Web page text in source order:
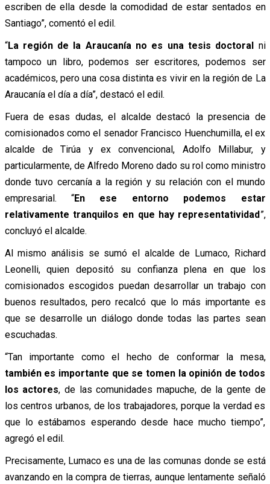
escriben de ella desde la comodidad de estar sentados en
Santiago”, comentó el edil.
“La región de la Araucanía no es una tesis doctoral ni
tampoco un libro, podemos ser escritores, podemos ser
académicos, pero una cosa distinta es vivir en la región de La
Araucanía el día a día”, destacó el edil.
Fuera de esas dudas, el alcalde destacó la presencia de
comisionados como el senador Francisco Huenchumilla, el ex
alcalde de Tirúa y ex convencional, Adolfo Millabur, y
particularmente, de Alfredo Moreno dado su rol como ministro
donde tuvo cercanía a la región y su relación con el mundo
empresarial. “En ese entorno podemos estar
relativamente tranquilos en que hay representatividad”,
concluyó el alcalde.
Al mismo análisis se sumó el alcalde de Lumaco, Richard
Leonelli, quien depositó su confianza plena en que los
comisionados escogidos puedan desarrollar un trabajo con
buenos resultados, pero recalcó que lo más importante es
que se desarrolle un diálogo donde todas las partes sean
escuchadas.
“Tan importante como el hecho de conformar la mesa,
también es importante que se tomen la opinión de todos
los actores, de las comunidades mapuche, de la gente de
los centros urbanos, de los trabajadores, porque la verdad es
que lo estábamos esperando desde hace mucho tiempo”,
agregó el edil.
Precisamente, Lumaco es una de las comunas donde se está
avanzando en la compra de tierras, aunque lentamente señaló